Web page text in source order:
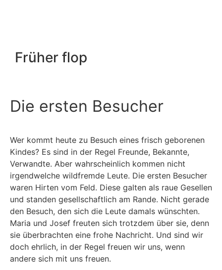
Früher flop
Die ersten Besucher
Wer kommt heute zu Besuch eines frisch geborenen
Kindes? Es sind in der Regel Freunde, Bekannte,
Verwandte. Aber wahrscheinlich kommen nicht
irgendwelche wildfremde Leute. Die ersten Besucher
waren Hirten vom Feld. Diese galten als raue Gesellen
und standen gesellschaftlich am Rande. Nicht gerade
den Besuch, den sich die Leute damals wünschten.
Maria und Josef freuten sich trotzdem über sie, denn
sie überbrachten eine frohe Nachricht. Und sind wir
doch ehrlich, in der Regel freuen wir uns, wenn
andere sich mit uns freuen.